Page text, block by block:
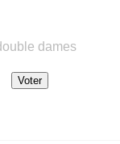
qu'il vieillit"
ma saison"
abandon
Pablo...
dames